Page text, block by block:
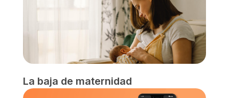
La baja de maternidad